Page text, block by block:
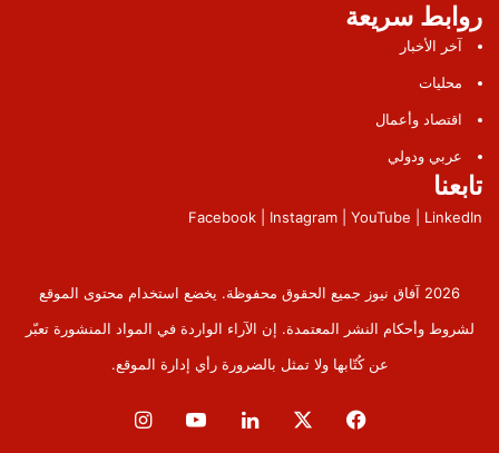
روابط سريعة
آخر الأخبار
محليات
اقتصاد وأعمال
عربي ودولي
تابعنا
Facebook | Instagram | YouTube | LinkedIn
2026 آفاق نيوز جميع الحقوق محفوظة. يخضع استخدام محتوى الموقع
لشروط وأحكام النشر المعتمدة. إن الآراء الواردة في المواد المنشورة تعبّر
عن كُتّابها ولا تمثل بالضرورة رأي إدارة الموقع.
فيسبوك لينكدإن ‫YouTube